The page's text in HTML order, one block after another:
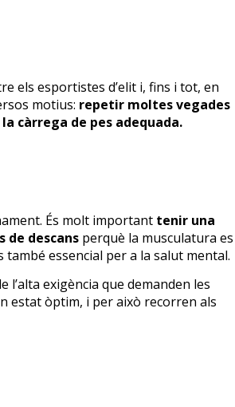
els esportistes d’elit i, fins i tot, en
motius: repetir moltes vegades
càrrega de pes adequada.
És molt important tenir una
de descans perquè la musculatura es
també essencial per a la salut mental.
l’alta exigència que demanden les
estat òptim, i per això recorren als